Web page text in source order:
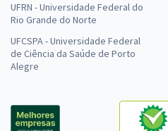
UFRN - Universidade Federal do
Rio Grande do Norte
UFCSPA - Universidade Federal
de Ciência da Saúde de Porto
Alegre